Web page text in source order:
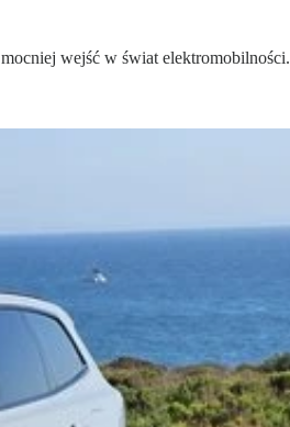
wejść w świat elektromobilności.